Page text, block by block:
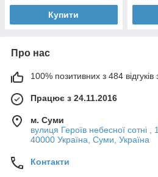
Купити
Про нас
100% позитивних з 484 відгуків
Працює з 24.11.2016
м. Суми
вулиця Героїв небесної сотні
40000 Україна, Суми, Україна
Контакти